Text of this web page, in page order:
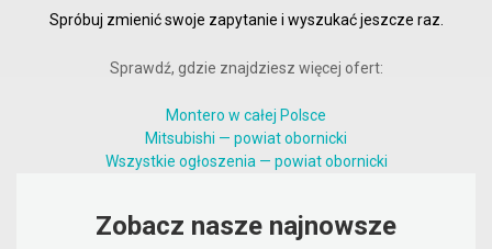
Spróbuj zmienić swoje zapytanie i wyszukać jeszcze raz.
Sprawdź, gdzie znajdziesz więcej ofert:
Montero w całej Polsce
Mitsubishi — powiat obornicki
Wszystkie ogłoszenia — powiat obornicki
Zobacz nasze najnowsze